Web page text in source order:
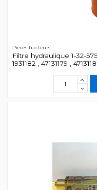
Pièces tracteurs
Filtre hydraulique 1-32-
1931182 , 47131179 ,